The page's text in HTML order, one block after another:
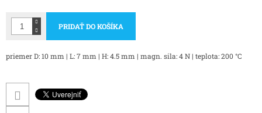
PRIDAŤ DO KOŠÍKA
priemer D: 10 mm | L: 7 mm | H: 4.5 mm | magn. sila: 4 N | teplota: 200 °C